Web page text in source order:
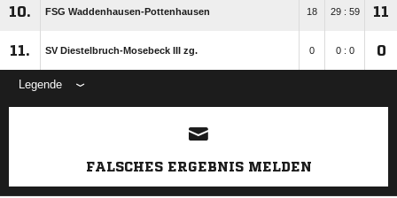
10. FSG Waddenhausen-Pottenhausen 18 29 : 59 11
11. SV Diestelbruch-Mosebeck III zg. 0 0 : 0 0
Legende
ANZEIGE
FALSCHES ERGEBNIS MELDEN